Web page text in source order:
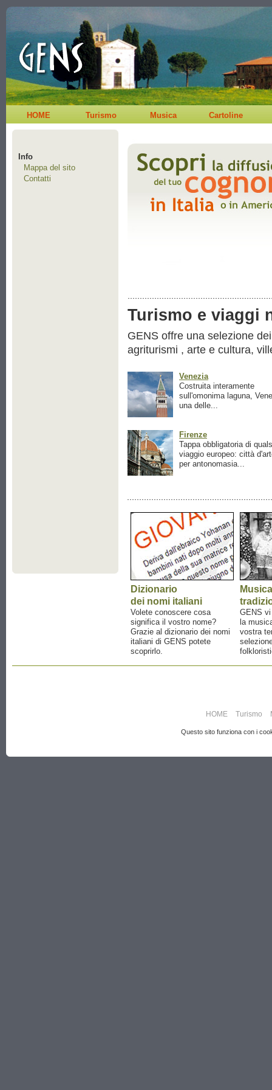
HOME Turismo Musica Cartoline
Info
Mappa del sito
Contatti
Turismo e viaggi
GENS offre una selezione
agriturismi , arte e cultura,
Venezia
Costruita interamente
sull'omonima laguna,
una delle...
Firenze
Tappa obbligatoria di
viaggio europeo: città
per antonomasia...
Dizionario
dei nomi italiani
Volete conoscere cosa
significa il vostro nome?
Grazie al dizionario dei nomi
italiani di GENS potete
scoprirlo.
Musica
GENS
la
vostra
HOME Turismo
Questo sito funziona con i